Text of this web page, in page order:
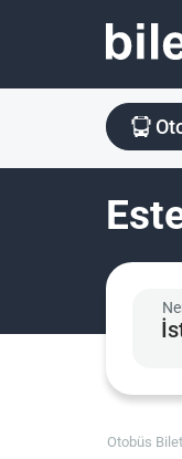
Otobüs